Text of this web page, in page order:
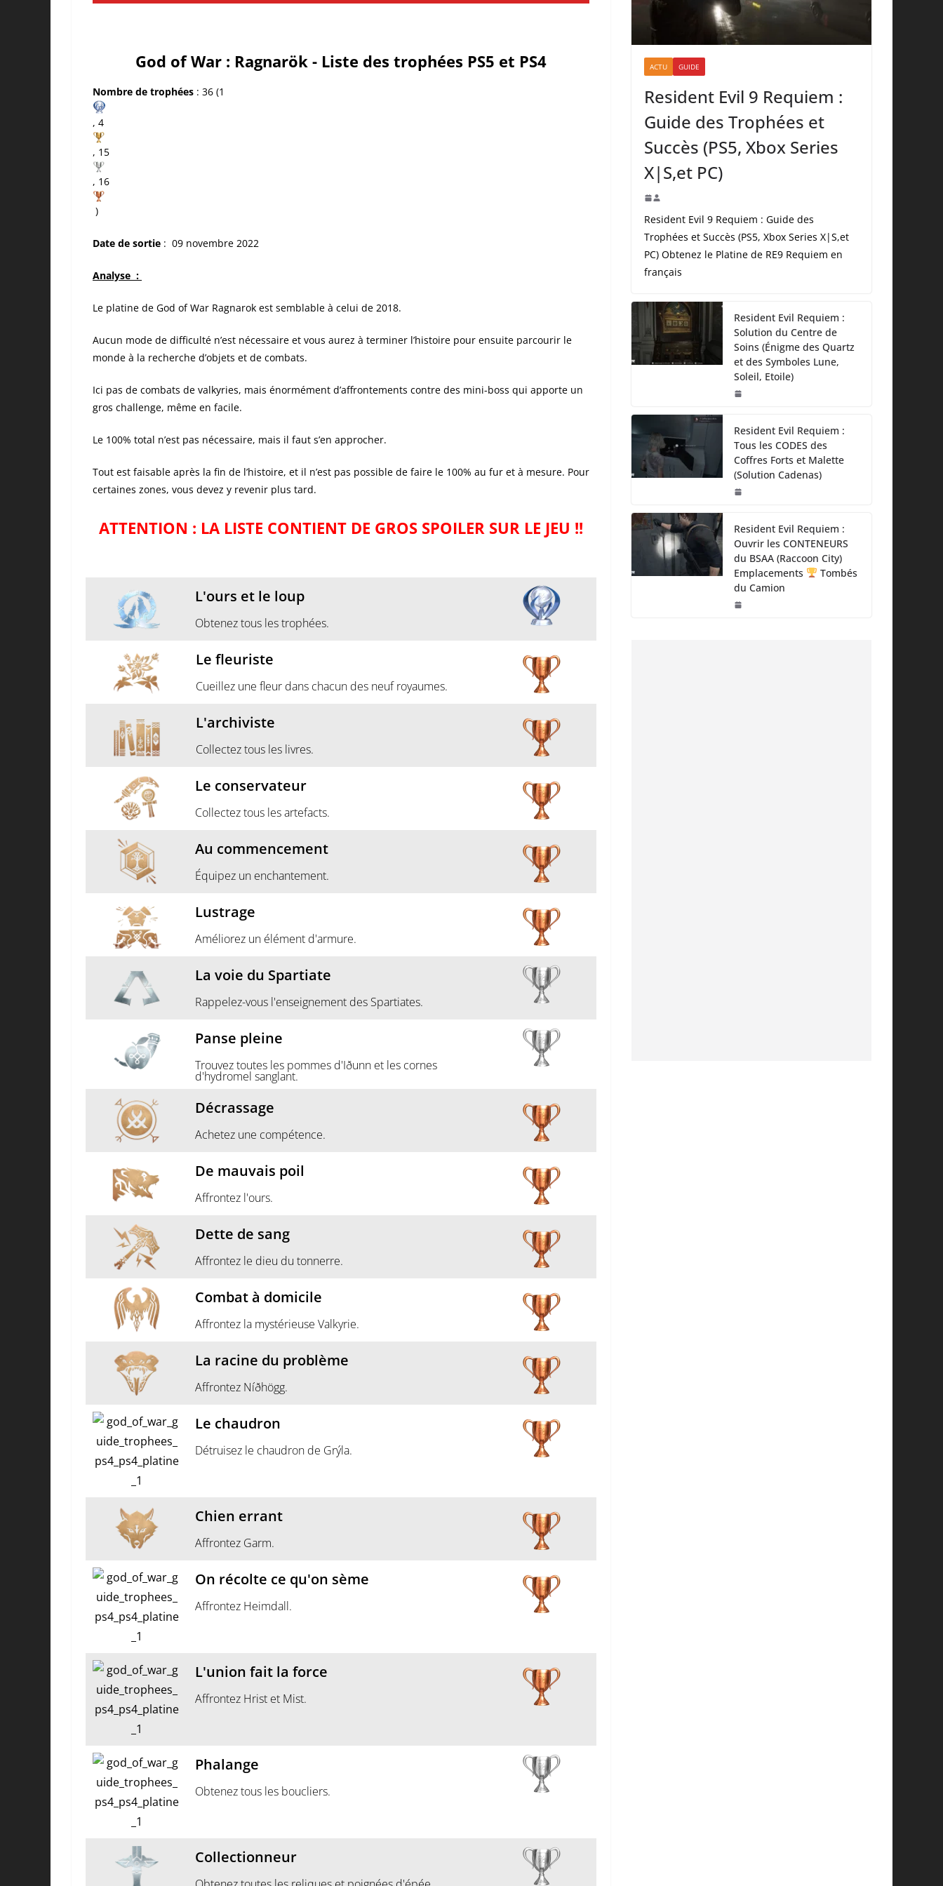
God of War : Ragnarök - Liste des trophées PS5 et PS4
Nombre de trophées : 36 (1
, 4
, 15
, 16
)
Date de sortie : 09 novembre 2022
Analyse :
Le platine de God of War Ragnarok est semblable à celui de 2018.
Aucun mode de difficulté n’est nécessaire et vous aurez à terminer l’histoire pour ensuite parcourir le
monde à la recherche d’objets et de combats.
Ici pas de combats de valkyries, mais énormément d’affrontements contre des mini-boss qui apporte un
gros challenge, même en facile.
Le 100% total n’est pas nécessaire, mais il faut s’en approcher.
Tout est faisable après la fin de l’histoire, et il n’est pas possible de faire le 100% au fur et à mesure. Pour
certaines zones, vous devez y revenir plus tard.
ATTENTION : LA LISTE CONTIENT DE GROS SPOILER SUR LE JEU !!
L'ours et le loup
Obtenez tous les trophées.
Le fleuriste
Cueillez une fleur dans chacun des neuf royaumes.
L'archiviste
Collectez tous les livres.
Le conservateur
Collectez tous les artefacts.
Au commencement
Équipez un enchantement.
Lustrage
Améliorez un élément d'armure.
La voie du Spartiate
Rappelez-vous l'enseignement des Spartiates.
Panse pleine
Trouvez toutes les pommes d'Iðunn et les cornes
d'hydromel sanglant.
Décrassage
Achetez une compétence.
De mauvais poil
Affrontez l'ours.
Dette de sang
Affrontez le dieu du tonnerre.
Combat à domicile
Affrontez la mystérieuse Valkyrie.
La racine du problème
Affrontez Níðhögg.
Le chaudron
Détruisez le chaudron de Grýla.
Chien errant
Affrontez Garm.
On récolte ce qu'on sème
Affrontez Heimdall.
L'union fait la force
Affrontez Hrist et Mist.
Phalange
Obtenez tous les boucliers.
Collectionneur
ACTU GUIDE
Resident Evil 9 Requiem :
Guide des Trophées et
Succès (PS5, Xbox Series
X|S,et PC)
Resident Evil 9 Requiem : Guide des
Trophées et Succès (PS5, Xbox Series X|S,et
PC) Obtenez le Platine de RE9 Requiem en
français
Resident Evil Requiem :
Solution du Centre de
Soins (Énigme des Quartz
et des Symboles Lune,
Soleil, Etoile)
Resident Evil Requiem :
Tous les CODES des
Coffres Forts et Malette
(Solution Cadenas)
Resident Evil Requiem :
Ouvrir les CONTENEURS
du BSAA (Raccoon City)
Emplacements
Tombés
du Camion